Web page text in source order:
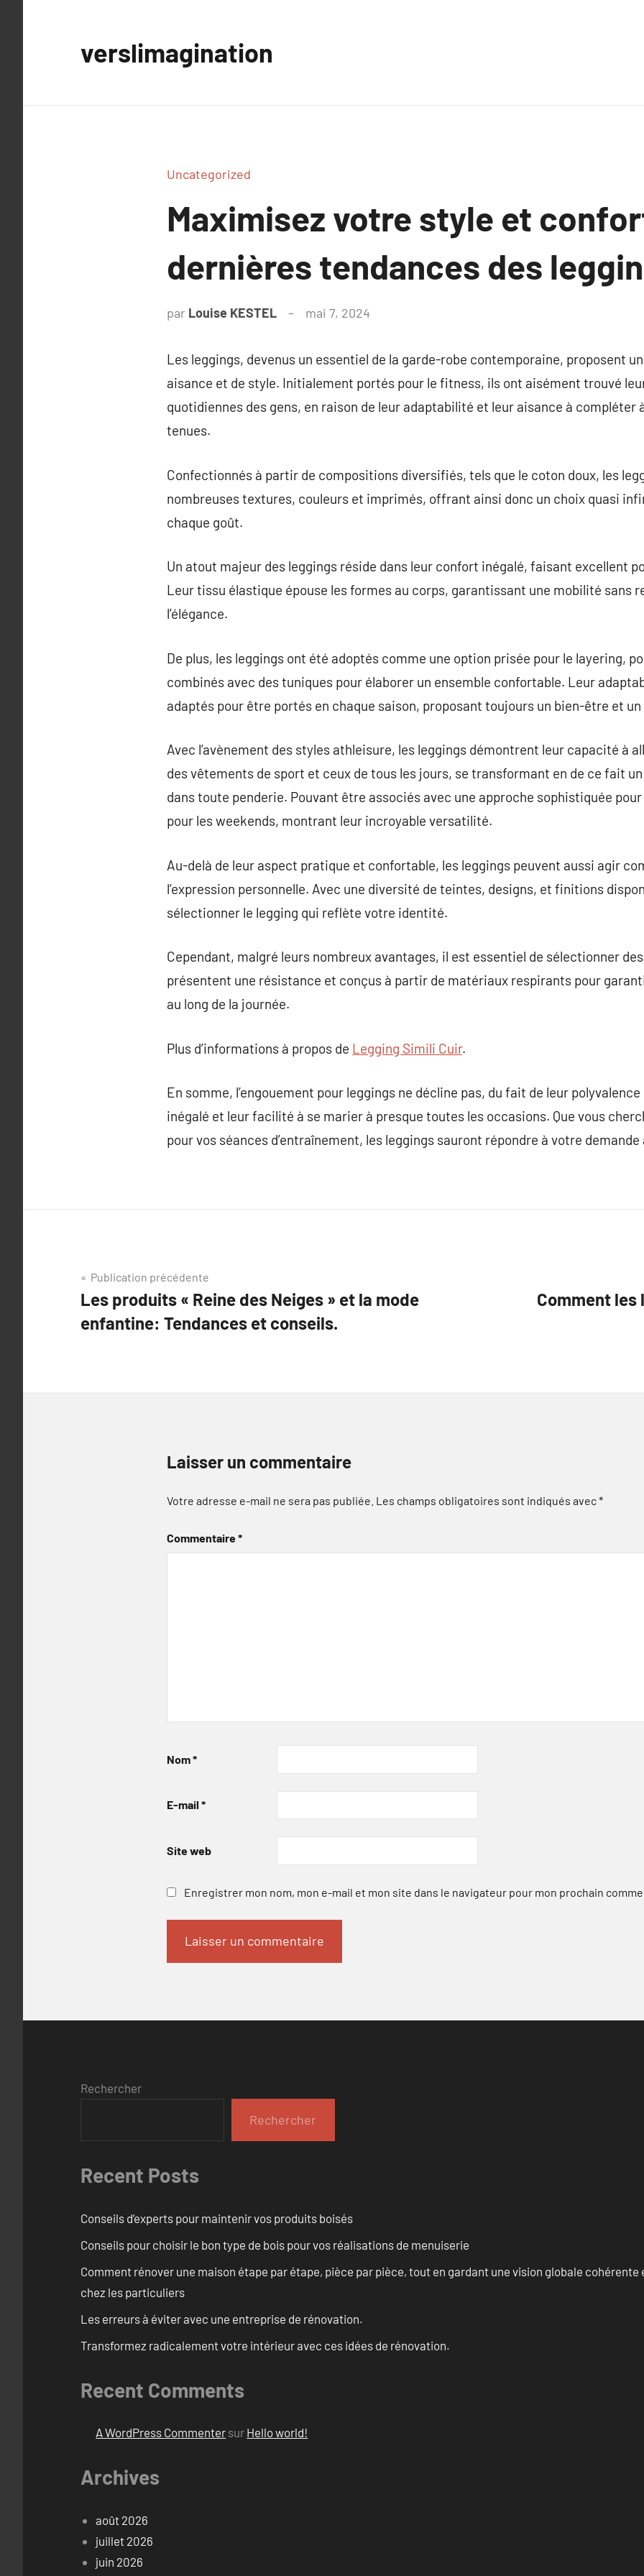
verslimagination
Uncategorized
Maximisez votre style et
dernières tendances des
par Louise KESTEL mai 7, 2024
Les leggings, devenus un essentiel de la garde-robe contemporaine, proposent
aisance et de style. Initialement portés pour le fitness, ils ont aisément trouvé
quotidiennes des gens, en raison de leur adaptabilité et leur aisance à compléter
tenues.
Confectionnés à partir de compositions diversifiés, tels que le coton doux, les
nombreuses textures, couleurs et imprimés, offrant ainsi donc un choix quasi
chaque goût.
Un atout majeur des leggings réside dans leur confort inégalé, faisant excellent
Leur tissu élastique épouse les formes au corps, garantissant une mobilité sans
l’élégance.
De plus, les leggings ont été adoptés comme une option prisée pour le layering,
combinés avec des tuniques pour élaborer un ensemble confortable. Leur
adaptés pour être portés en chaque saison, proposant toujours un bien-être et
Avec l’avènement des styles athleisure, les leggings démontrent leur capacité à
des vêtements de sport et ceux de tous les jours, se transformant en de ce fait
dans toute penderie. Pouvant être associés avec une approche sophistiquée
pour les weekends, montrant leur incroyable versatilité.
Au-delà de leur aspect pratique et confortable, les leggings peuvent aussi agir
l’expression personnelle. Avec une diversité de teintes, designs, et finitions
sélectionner le legging qui reflète votre identité.
Cependant, malgré leurs nombreux avantages, il est essentiel de sélectionner
présentent une résistance et conçus à partir de matériaux respirants pour
au long de la journée.
Plus d’informations à propos de Legging Simili Cuir.
En somme, l’engouement pour leggings ne décline pas, du fait de leur
inégalé et leur facilité à se marier à presque toutes les occasions. Que vous
pour vos séances d’entraînement, les leggings sauront répondre à votre
Navigation
de
l’article
Publication précédente
Les produits « Reine des Neiges » et la mode
enfantine: Tendances et conseils.
Comment
Laisser un commentaire
Votre adresse e-mail ne sera pas publiée. Les champs obligatoires sont indiqués avec*
Commentaire*
Nom*
E-mail *
Site web
Enregistrer mon nom, mon e-mail et mon site dans le navigateur pour mon prochain
Rechercher
Rechercher
Recent Posts
Conseils d’experts pour maintenir vos produits boisés
Conseils pour choisir le bon type de bois pour vos réalisations de menuiserie
Comment rénover une maison étape par étape, pièce par pièce, tout en gardant une vision globale
chez les particuliers
Les erreurs à éviter avec une entreprise de rénovation.
Transformez radicalement votre intérieur avec ces idées de rénovation.
Recent Comments
A WordPress Commenter sur Hello world!
Archives
août 2026
juillet 2026
juin 2026